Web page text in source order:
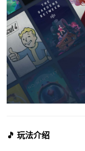
🎵 玩法介绍